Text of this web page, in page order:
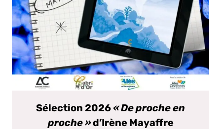
Sélection 2026 « De proche en
proche »d’Irène Mayaffre